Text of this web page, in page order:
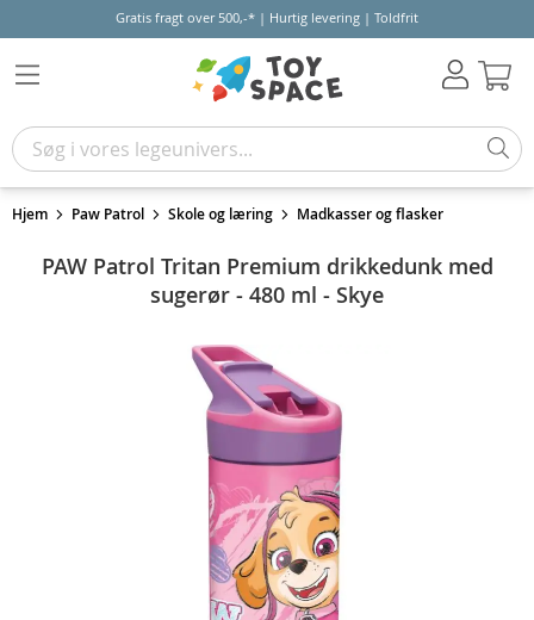
Gratis fragt over 500,-* | Hurtig levering | Toldfrit
Hjem Paw Patrol Skole og læring Madkasser og flasker
PAW Patrol Tritan Premium drikkedunk med
sugerør - 480 ml - Skye